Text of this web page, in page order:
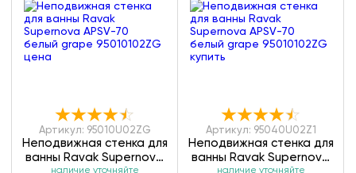
Артикул: 95010U02ZG
Неподвижная стенка для
ванны Ravak Supernova
наличие уточняйте
Артикул: 95040U02Z1
Неподвижная стенка для
ванны Ravak Supernova
наличие уточняйте